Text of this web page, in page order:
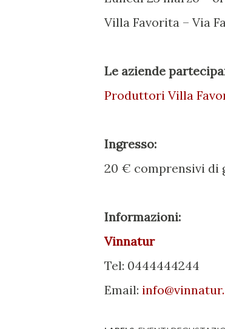
Villa Favorita – Via
Le aziende
Produttori Villa
Ingresso:
20 € comprensivi di
Informazioni:
Vinnatur
Tel: 0444444244
Email: